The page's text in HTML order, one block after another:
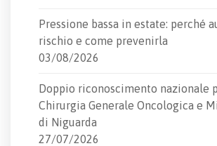
Pressione bassa in estate: perché
rischio e come prevenirla
03/08/2026
Doppio riconoscimento nazionale
Chirurgia Generale Oncologica e
di Niguarda
27/07/2026